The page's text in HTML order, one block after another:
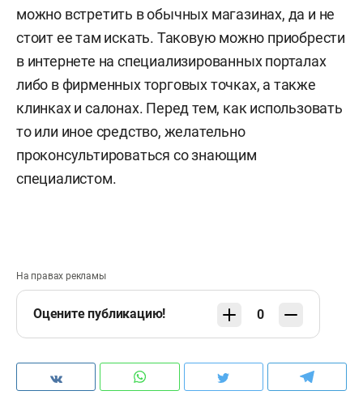
можно встретить в обычных магазинах, да и не
стоит ее там искать. Таковую можно приобрести
в интернете на специализированных порталах
либо в фирменных торговых точках, а также
клинках и салонах. Перед тем, как использовать
то или иное средство, желательно
проконсультироваться со знающим
специалистом.
На правах рекламы
Оцените публикацию! 0